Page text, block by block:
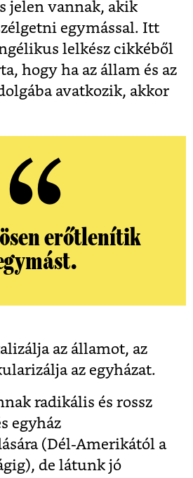
jelen vannak, akik
egymással. Itt
lelkész cikkéből
hogy ha az állam és az
avatkozik, akkor
erőtlenítik
az államot, az
az egyházat.
radikális és rossz
egyház
(Dél-Amerikától a
de látunk jó